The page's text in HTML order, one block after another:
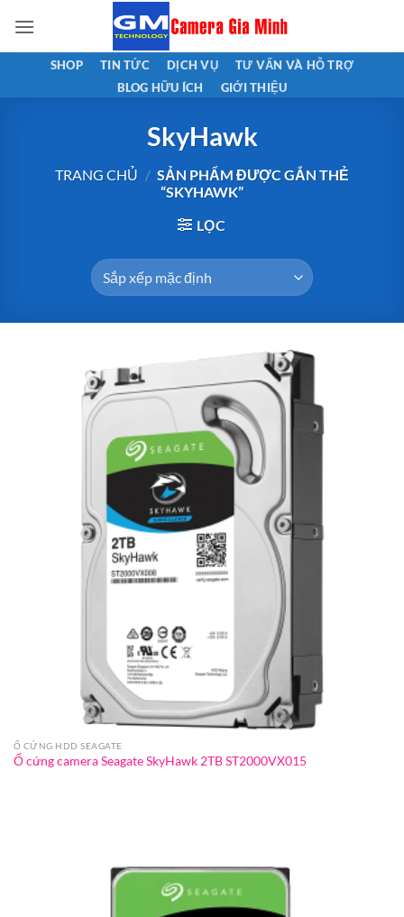
qua
nội
SHOP TIN TỨC DỊCH VỤ
TƯ VẤN VÀ HỖ TRỢ
BLOG HỮU ÍCH
GIỚI THIỆU
SkyHawk
TRANG CHỦ / SẢN PHẨM ĐƯỢC GẮN THẺ
“SKYHAWK”
LỌC
Ổ CỨNG HDD SEAGATE
Ổ cứng camera Seagate SkyHawk 2TB ST2000VX015